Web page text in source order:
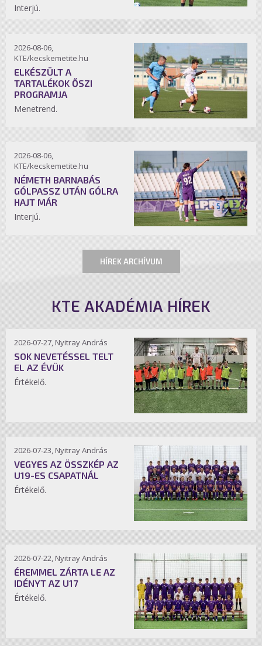
Interjú.
2026-08-06,
KTE/kecskemetite.hu
ELKÉSZÜLT A
TARTALÉKOK ŐSZI
PROGRAMJA
Menetrend.
2026-08-06,
KTE/kecskemetite.hu
NÉMETH BARNABÁS
GÓLPASSZ UTÁN GÓLRA
HAJT MÁR
Interjú.
HÍREK ARCHÍVUM
KTE AKADÉMIA HÍREK
2026-07-27, Nyitray András
SOK NEVETÉSSEL TELT
EL AZ ÉVÜK
Értékelő.
2026-07-23, Nyitray András
VEGYES AZ ÖSSZKÉP AZ
U19-ES CSAPATNÁL
Értékelő.
2026-07-22, Nyitray András
ÉREMMEL ZÁRTA LE AZ
IDÉNYT AZ U17
Értékelő.